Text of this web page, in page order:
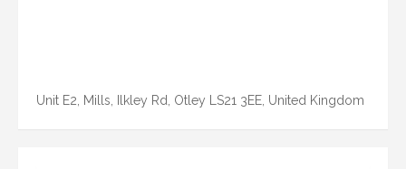
Unit E2, Mills, Ilkley Rd, Otley LS21 3EE, United Kingdom